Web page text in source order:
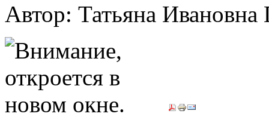
Автор: Татьяна